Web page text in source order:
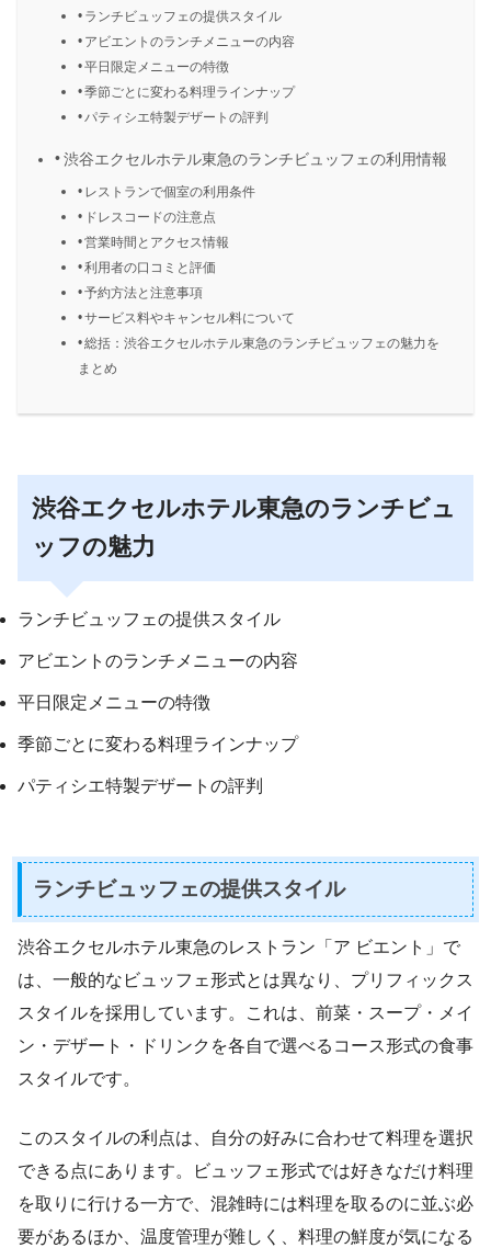
ランチビュッフェの提供スタイル
アビエントのランチメニューの内容
平日限定メニューの特徴
季節ごとに変わる料理ラインナップ
パティシエ特製デザートの評判
渋谷エクセルホテル東急のランチビュッフェの利用情報
レストランで個室の利用条件
ドレスコードの注意点
営業時間とアクセス情報
利用者の口コミと評価
予約方法と注意事項
サービス料やキャンセル料について
総括：渋谷エクセルホテル東急のランチビュッフェの魅力を
まとめ
渋谷エクセルホテル東急のランチビュ
ッフの魅力
ランチビュッフェの提供スタイル
アビエントのランチメニューの内容
平日限定メニューの特徴
季節ごとに変わる料理ラインナップ
パティシエ特製デザートの評判
ランチビュッフェの提供スタイル
渋谷エクセルホテル東急のレストラン「ア ビエント」で
は、一般的なビュッフェ形式とは異なり、プリフィックス
スタイルを採用しています。これは、前菜・スープ・メイ
ン・デザート・ドリンクを各自で選べるコース形式の食事
スタイルです。
このスタイルの利点は、自分の好みに合わせて料理を選択
できる点にあります。ビュッフェ形式では好きなだけ料理
を取りに行ける一方で、混雑時には料理を取るのに並ぶ必
要があるほか、温度管理が難しく、料理の鮮度が気になる